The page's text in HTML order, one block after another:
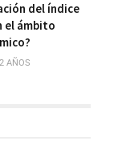
del índice
el ámbito
AÑOS